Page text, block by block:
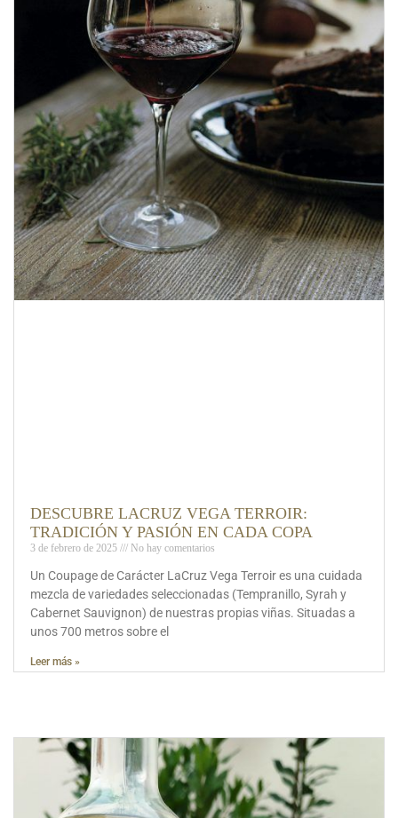
DESCUBRE LACRUZ VEGA TERROIR:
TRADICIÓN Y PASIÓN EN CADA COPA
3 de febrero de 2025 No hay comentarios
Un Coupage de Carácter LaCruz Vega Terroir es una cuidada
mezcla de variedades seleccionadas (Tempranillo, Syrah y
Cabernet Sauvignon) de nuestras propias viñas. Situadas a
unos 700 metros sobre el
Leer más »